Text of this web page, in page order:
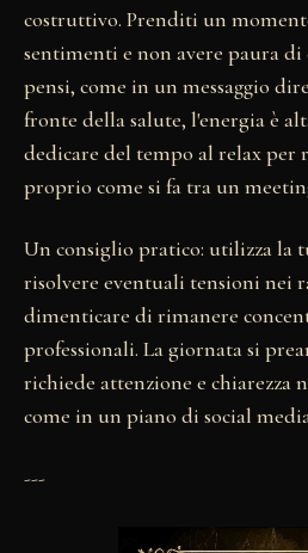
costruttivo. Prenditi un
sentimenti e non avere paura di
pensi, come in un messaggio
fronte della salute, l'energia è
dedicare del tempo al relax per
proprio come si fa tra un
Un consiglio pratico: utilizza la
risolvere eventuali tensioni nei
dimenticare di rimanere
professionali. La giornata si
richiede attenzione e chiarezza
come in un piano di social
---